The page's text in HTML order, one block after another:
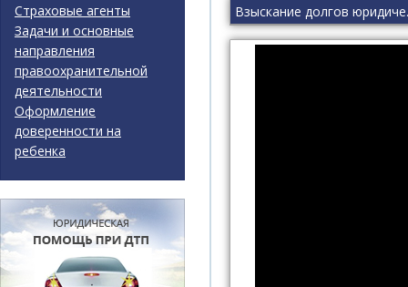
Страховые агенты
Задачи и основные
направления
правоохранительной
деятельности
Оформление
доверенности на
ребенка